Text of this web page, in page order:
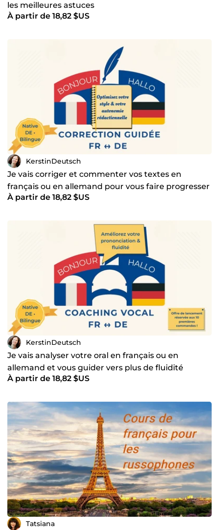
les meilleures astuces
À partir de 18,82 $US
KerstinDeutsch
Je vais corriger et commenter vos textes en
français ou en allemand pour vous faire progresser
À partir de 18,82 $US
KerstinDeutsch
Je vais analyser votre oral en français ou en
allemand et vous guider vers plus de fluidité
À partir de 18,82 $US
Tatsiana